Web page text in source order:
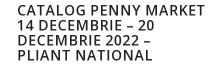
CATALOG PENNY MARKET
14 DECEMBRIE – 20
DECEMBRIE 2022 –
PLIANT NATIONAL